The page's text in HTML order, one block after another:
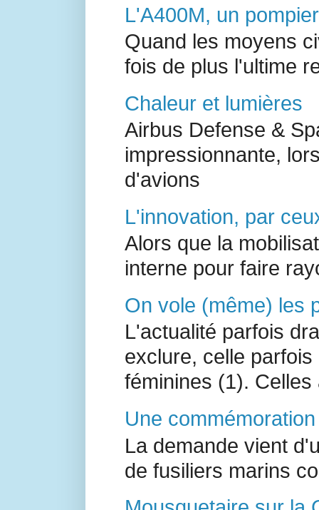
L'A400M, un
Quand les moyens
fois de plus l'ultime
Chaleur et lumières
Airbus Defense &
impressionnante,
d'avions
L'innovation, par
Alors que la
interne pour faire
On vole (même) les
L'actualité parfois
exclure, celle
féminines (1). Celles
Une
La demande vient
de fusiliers marins